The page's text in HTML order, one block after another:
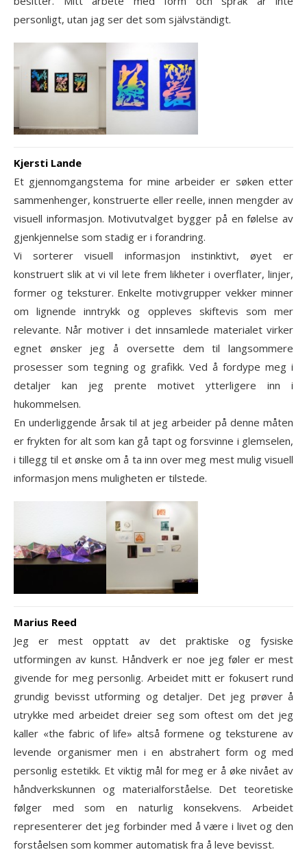
personligt, utan jag ser det som självständigt.
Kjersti Lande
Et gjennomgangstema for mine arbeider er søken etter
sammenhenger, konstruerte eller reelle, innen mengder av
visuell informasjon. Motivutvalget bygger på en følelse av
gjenkjennelse som stadig er i forandring.
Vi sorterer visuell informasjon instinktivt, øyet er
konstruert slik at vi vil lete frem likheter i overflater, linjer,
former og teksturer. Enkelte motivgrupper vekker minner
om lignende inntrykk og oppleves skiftevis som mer
relevante. Når motiver i det innsamlede materialet virker
egnet ønsker jeg å oversette dem til langsommere
prosesser som tegning og grafikk. Ved å fordype meg i
detaljer kan jeg prente motivet ytterligere inn i
hukommelsen.
En underliggende årsak til at jeg arbeider på denne måten
er frykten for alt som kan gå tapt og forsvinne i glemselen,
i tillegg til et ønske om å ta inn over meg mest mulig visuell
informasjon mens muligheten er tilstede.
Marius Reed
Jeg er mest opptatt av det praktiske og fysiske
utformingen av kunst. Håndverk er noe jeg føler er mest
givende for meg personlig. Arbeidet mitt er fokusert rund
grundig bevisst utforming og detaljer. Det jeg prøver å
utrykke med arbeidet dreier seg som oftest om det jeg
kaller «the fabric of life» altså formene og teksturene av
levende organismer men i en abstrahert form og med
personlig estetikk. Et viktig mål for meg er å øke nivået av
håndverkskunnen og materialforståelse. Det teoretiske
følger med som en naturlig konsekvens. Arbeidet
representerer det jeg forbinder med å være i livet og den
forståelsen som kommer automatisk fra å leve bevisst.